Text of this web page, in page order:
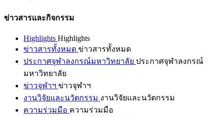
ข่าวสารและกิจกรรม
Highlights Highlights
ข่าวสารทั้งหมด ข่าวสารทั้งหมด
ประกาศจุฬาลงกรณ์มหาวิทยาลัย ประกาศจุฬาลงกรณ์
มหาวิทยาลัย
ข่าวจุฬาฯ ข่าวจุฬาฯ
งานวิจัยและนวัตกรรม งานวิจัยและนวัตกรรม
ความร่วมมือ ความร่วมมือ